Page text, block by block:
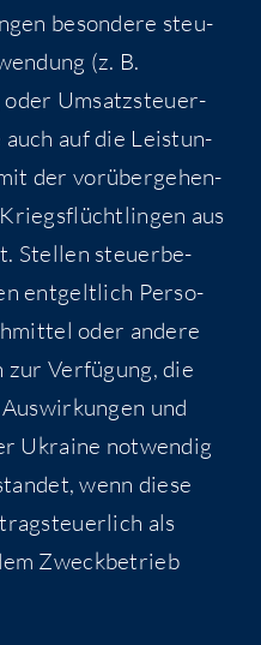
beson­de­re steu­
(z. B.
Umsatz­steu­er­
auf die Leis­tun­
der vor­über­ge­hen­
aus
Stel­len steu­er­be­
ent­gelt­lich Per­so­
oder ande­re
zur Ver­fü­gung, die
und
Ukrai­ne not­wen­dig
wenn die­se
als
Zweck­be­trieb